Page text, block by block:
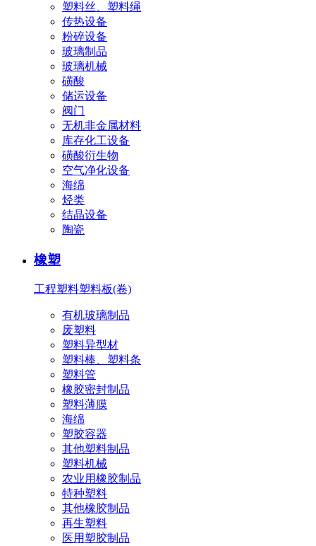
塑料丝、塑料绳
传热设备
粉碎设备
玻璃制品
玻璃机械
磺酸
储运设备
阀门
无机非金属材料
库存化工设备
磺酸衍生物
空气净化设备
海绵
烃类
结晶设备
陶瓷
橡塑
工程塑料塑料板(卷)
有机玻璃制品
废塑料
塑料异型材
塑料棒、塑料条
塑料管
橡胶密封制品
塑料薄膜
海绵
塑胶容器
其他塑料制品
塑料机械
农业用橡胶制品
特种塑料
其他橡胶制品
再生塑料
医用塑胶制品